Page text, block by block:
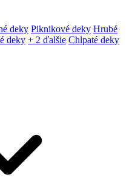
deky Piknikové deky Hrubé
deky + 2 ďalšie Chlpaté deky